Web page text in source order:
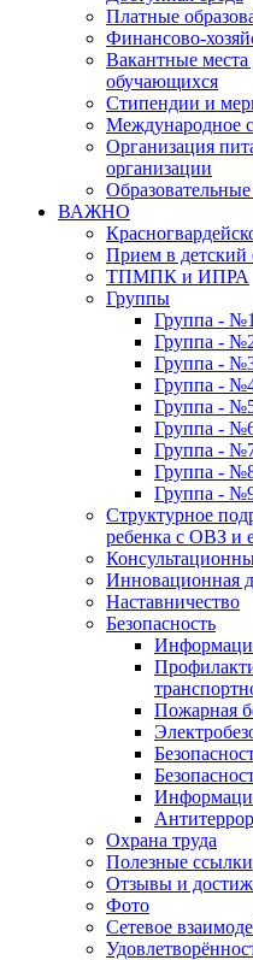
Платные
Финансово-
Вакантные места
обучающихся
Стипендии и
Международное
Организация
организации
ВАЖНО
Прием в детский
ТПМПК и ИПРА
Группы
Группа - №1
Группа -
Группа -
Группа -
Группа -
Группа -
Группа -
Группа -
Группа -
Структурное
ребенка с ОВЗ и
Инновационная
Наставничество
Безопасность
Пожарная
Охрана труда
Полезные ссылки
Отзывы и
Фото
Сетевое